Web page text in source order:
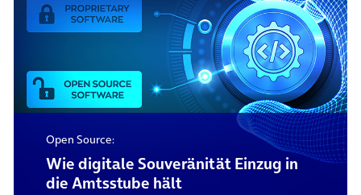
Open Source:
Wie digitale Souveränität Einzug in
die Amtsstube hält